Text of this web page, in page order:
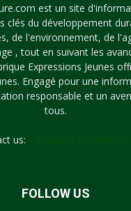
est un site
clés du développement
de l'environnement, de
, tout en suivant les
Expressions Jeunes
Engagé pour une
responsable et un
tous.
us:
FOLLOW US